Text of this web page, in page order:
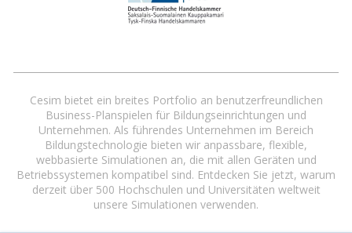
Cesim bietet ein breites Portfolio an benutzerfreundlichen
Business-Planspielen für Bildungseinrichtungen und
Unternehmen. Als führendes Unternehmen im Bereich
Bildungstechnologie bieten wir anpassbare, flexible,
webbasierte Simulationen an, die mit allen Geräten und
Betriebssystemen kompatibel sind. Entdecken Sie jetzt, warum
derzeit über 500 Hochschulen und Universitäten weltweit
unsere Simulationen verwenden.